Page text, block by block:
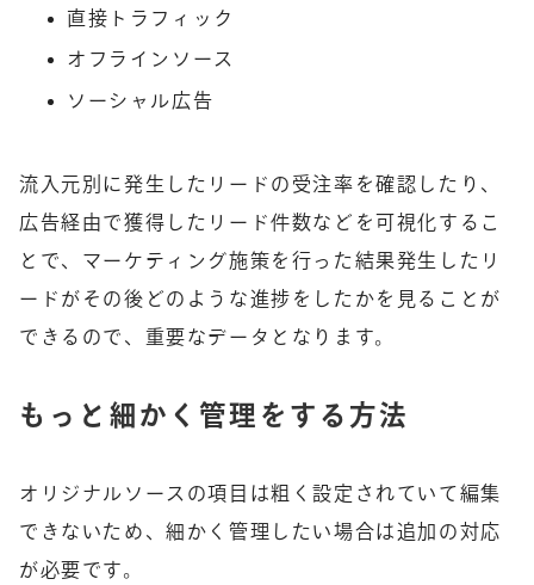
直接トラフィック
オフラインソース
ソーシャル広告
流入元別に発生したリードの受注率を確認したり、
広告経由で獲得したリード件数などを可視化するこ
とで、マーケティング施策を行った結果発生したリ
ードがその後どのような進捗をしたかを見ることが
できるので、重要なデータとなります。
もっと細かく管理をする方法
オリジナルソースの項目は粗く設定されていて編集
できないため、細かく管理したい場合は追加の対応
が必要です。